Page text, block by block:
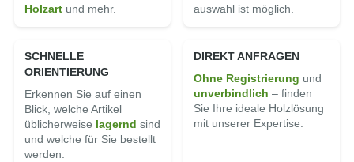
Holz­artund mehr.
auswahl ist möglich.
SCHNELLE
ORIENTIERUNG
Erkennen Sie auf einen
Blick, welche Artikel
üblicherweise lagernd sind
und welche für Sie bestellt
werden.
DIREKT ANFRAGEN
Ohne Registrierung und
un­ver­bindlich – finden
Sie Ihre ideale Holz­lösung
mit unserer Expertise.